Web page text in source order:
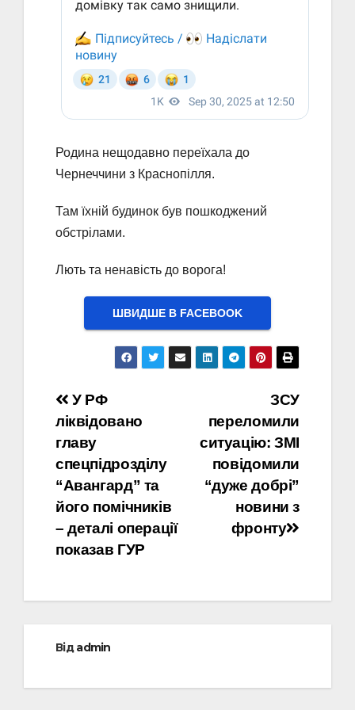
Родина нещодавно переїхала до
Чернеччини з Краснопілля.
Там їхній будинок був пошкоджений
обстрілами.
Лють та ненавість до ворога!
ШВИДШЕ В FACEBOOK
Навігація
записів
ЗСУ
переломили
ситуацію: ЗМІ
повідомили
“дуже добрі”
новини з
фронту
У РФ
ліквідовано
главу
спецпідрозділу
“Авангард” та
його помічників
– деталі операції
показав ГУР
Відadmin